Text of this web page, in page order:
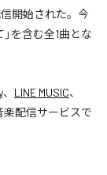
開始された。今
を含む全1曲とな
、 LINE MUSIC、
楽配信サービスで